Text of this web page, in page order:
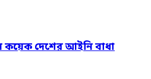
কয়েক দেশের আইনি বাধা